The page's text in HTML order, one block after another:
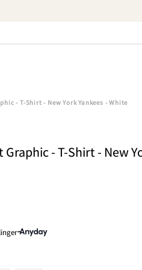
- T-Shirt - New York Yankees - White
Graphic - T-Shirt - New